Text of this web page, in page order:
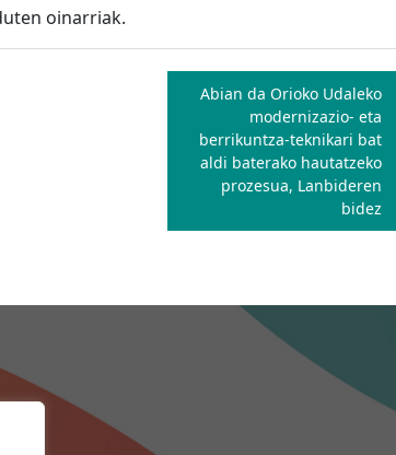
oinarriak.
Abian da Orioko Udaleko
modernizazio- eta
berrikuntza-teknikari bat
aldi baterako hautatzeko
prozesua, Lanbideren
bidez